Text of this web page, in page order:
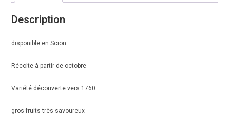
Description
disponible en Scion
Récolte à partir de octobre
Variété découverte vers 1760
gros fruits très savoureux